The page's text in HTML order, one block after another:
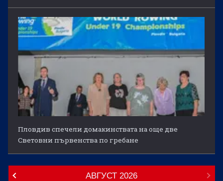
Пловдив спечели домакинствата на още две
Световни първенства по гребане
АВГУСТ 2026